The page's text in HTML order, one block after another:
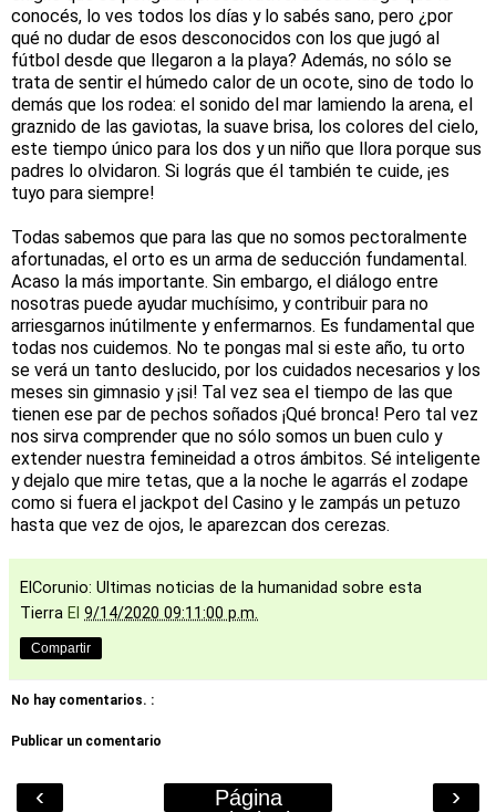
conocés, lo ves todos los días y lo sabés sano, pero ¿por
qué no dudar de esos desconocidos con los que jugó al
fútbol desde que llegaron a la playa? Además, no sólo se
trata de sentir el húmedo calor de un ocote, sino de todo lo
demás que los rodea: el sonido del mar lamiendo la arena, el
graznido de las gaviotas, la suave brisa, los colores del cielo,
este tiempo único para los dos y un niño que llora porque sus
padres lo olvidaron. Si lográs que él también te cuide, ¡es
tuyo para siempre!
Todas sabemos que para las que no somos pectoralmente
afortunadas, el orto es un arma de seducción fundamental.
Acaso la más importante. Sin embargo, el diálogo entre
nosotras puede ayudar muchísimo, y contribuir para no
arriesgarnos inútilmente y enfermarnos. Es fundamental que
todas nos cuidemos. No te pongas mal si este año, tu orto
se verá un tanto deslucido, por los cuidados necesarios y los
meses sin gimnasio y ¡si! Tal vez sea el tiempo de las que
tienen ese par de pechos soñados ¡Qué bronca! Pero tal vez
nos sirva comprender que no sólo somos un buen culo y
extender nuestra femineidad a otros ámbitos. Sé inteligente
y dejalo que mire tetas, que a la noche le agarrás el zodape
como si fuera el jackpot del Casino y le zampás un petuzo
hasta que vez de ojos, le aparezcan dos cerezas.
ElCorunio: Ultimas noticias de la humanidad sobre esta
Tierra El 9/14/2020 09:11:00 p.m.
Compartir
No hay comentarios. :
Publicar un comentario
‹ ›
Página